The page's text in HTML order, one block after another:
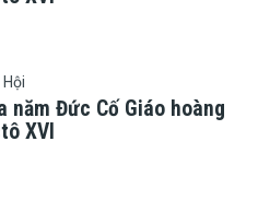
năm Đức Cố Giáo hoàng
XVI